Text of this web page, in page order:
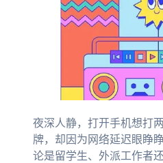
夜深人静，打开手机想打
牌，却因为网络延迟眼睁
论是留学生、外派工作者